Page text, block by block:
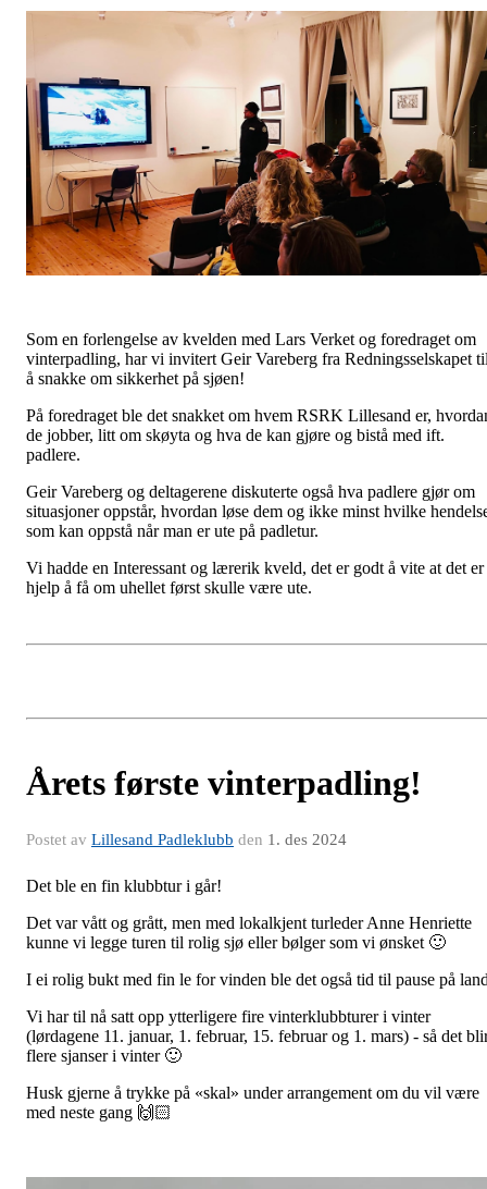
Som en forlengelse av kvelden med Lars Verket og foredraget om
vinterpadling, har vi invitert Geir Vareberg fra Redningsselskapet
å snakke om sikkerhet på sjøen!
På foredraget ble det snakket om hvem RSRK Lillesand er,
de jobber, litt om skøyta og hva de kan gjøre og bistå med ift.
padlere.
Geir Vareberg og deltagerene diskuterte også hva padlere gjør om
situasjoner oppstår, hvordan løse dem og ikke minst hvilke
som kan oppstå når man er ute på padletur.
Vi hadde en Interessant og lærerik kveld, det er godt å vite at det er
hjelp å få om uhellet først skulle være ute.
Årets første vinterpadling!
Postet av Lillesand Padleklubb den 1. des 2024
Det ble en fin klubbtur i går!
Det var vått og grått, men med lokalkjent turleder Anne Henriette
kunne vi legge turen til rolig sjø eller bølger som vi ønsket 🙂
I ei rolig bukt med fin le for vinden ble det også tid til pause på
Vi har til nå satt opp ytterligere fire vinterklubbturer i vinter
(lørdagene 11. januar, 1. februar, 15. februar og 1. mars) - så det
flere sjanser i vinter 🙂
Husk gjerne å trykke på «skal» under arrangement om du vil være
med neste gang 🙌🏻